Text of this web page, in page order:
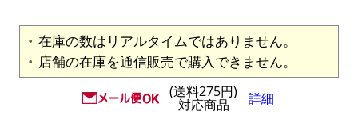
在庫の数はリアルタイムではありません。
店舗の在庫を通信販売で購入できません。
(送料275円)
対応商品 詳細